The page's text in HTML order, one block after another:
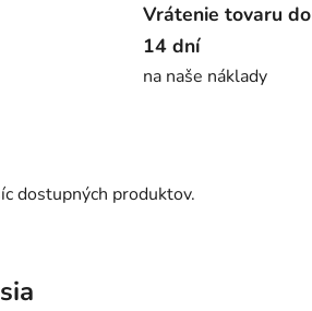
Vrátenie tovaru do
14 dní
na naše náklady
dostupných produktov.